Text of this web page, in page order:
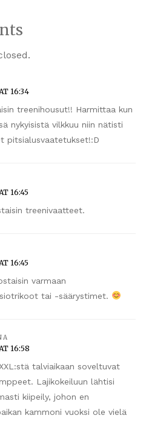
16:34
treenihousut!! Harmittaa kun
nykyisistä vilkkuu niin nätisti
pitsialusvaatetukset!:D
16:45
treenivaatteet.
16:45
varmaan
tai -säärystimet.
16:58
talviaikaan soveltuvat
Lajikokeiluun lähtisi
kiipeily, johon en
kammoni vuoksi ole vielä